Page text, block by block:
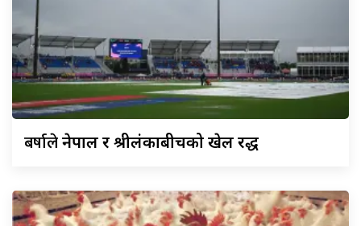
बर्षालेनेपाल र श्रीलंकाबीचको खेल रद्ध